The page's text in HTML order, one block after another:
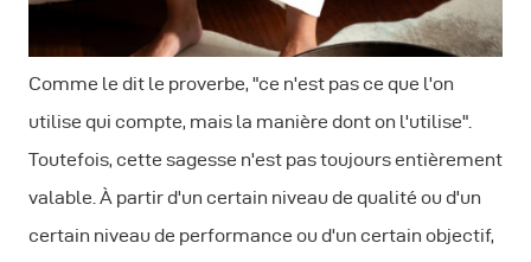
Comme le dit le proverbe, "ce n'est pas ce que l'on
utilise qui compte, mais la manière dont on l'utilise".
Toutefois, cette sagesse n'est pas toujours entièrement
valable. À partir d'un certain niveau de qualité ou d'un
certain niveau de performance ou d'un certain objectif,